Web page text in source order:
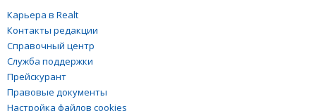
Карьера в Realt
Контакты редакции
Справочный центр
Служба поддержки
Прейскурант
Правовые документы
Настройка файлов cookies